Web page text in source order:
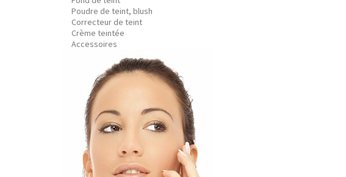
Poudre de teint, blush
Correcteur de teint
Crème teintée
Accessoires